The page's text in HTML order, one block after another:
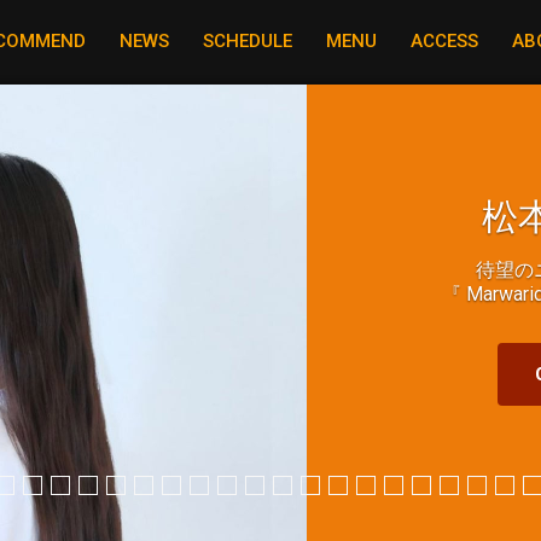
NEWS SCHEDULE MENU ACCESS
松
待望の
『